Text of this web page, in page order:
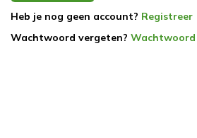
Heb je nog geen account? Registreer
Wachtwoord vergeten?